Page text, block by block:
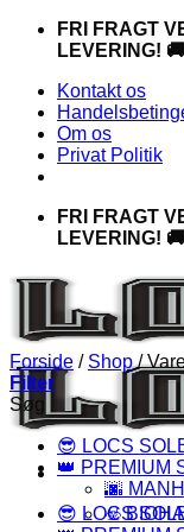
FortsætFRI FRAGT
LEVERING! 🚚
Kontakt os
Om os
Privat Politik
FRI FRAGT
LEVERING! 🚚
😎 LOCS
Forside / Shop /
Filter
Søg
😎 LOCS
👑 PREMIUM
🌆
☣️